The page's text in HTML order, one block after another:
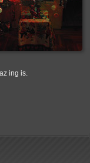
ing is.